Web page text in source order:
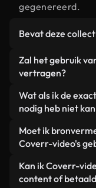
gegenereerd.
Bevat deze
Beide. Dit is een
uit echte, door
video's. Elke
altijd weet wat je
Zal het gebruik
vertragen?
Niet als u voor
kiest. Wij
achtergrond. Zo
laadtijden
statistieken
Wat als ik de
nodig heb niet
Met Coverr AI
Beschrijf de
genereert
Moet ik
Coverr-video's
onze
Kan ik Coverr-
content of